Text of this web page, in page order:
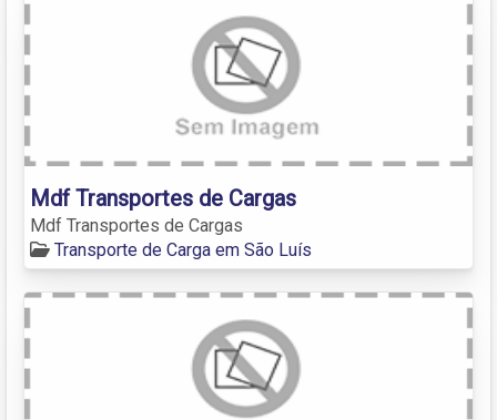
Mdf Transportes de Cargas
Mdf Transportes de Cargas
Transporte de Carga em São Luís